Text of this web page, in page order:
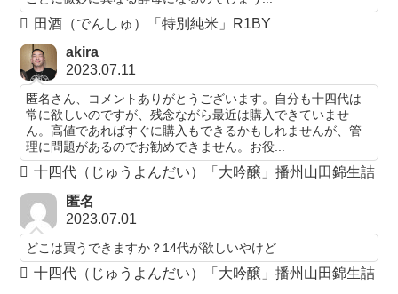
田酒（でんしゅ）「特別純米」R1BY
akira
2023.07.11
匿名さん、コメントありがとうございます。自分も十四代は
常に欲しいのですが、残念ながら最近は購入できていませ
ん。高値であればすぐに購入もできるかもしれませんが、管
理に問題があるのでお勧めできません。お役...
十四代（じゅうよんだい）「大吟醸」播州山田錦生詰
匿名
2023.07.01
どこは買うできますか？14代が欲しいやけど
十四代（じゅうよんだい）「大吟醸」播州山田錦生詰